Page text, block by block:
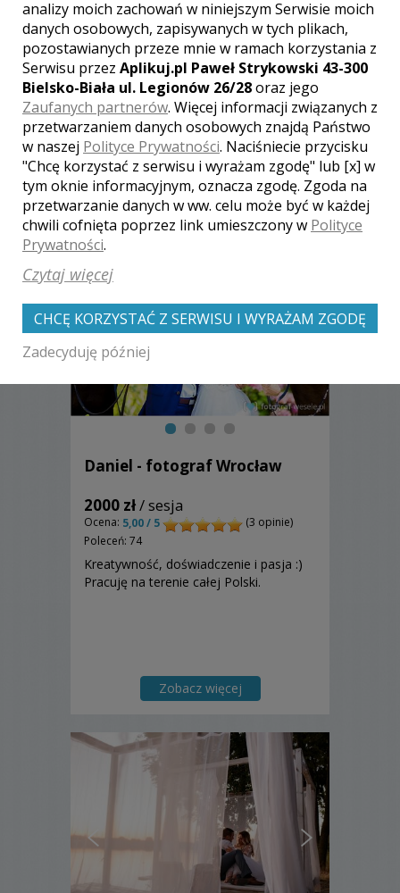
[ brak komentarzy ]
Zobacz także galerie
innych fotografów
Daniel - fotograf Wrocław
2000 zł/ sesja
Ocena: 5,00 / 5
(3 opinie)
Poleceń: 74
Kreatywność, doświadczenie i pasja :)
Pracuję na terenie całej Polski.
Zobacz więcej
analizy moich zachowań w niniejszym Serwisie moich
danych osobowych, zapisywanych w tych plikach,
pozostawianych przeze mnie w ramach korzystania z
Serwisu przez Aplikuj.pl Paweł Strykowski 43-300
Bielsko-Biała ul. Legionów 26/28oraz jego
Zaufanych partnerów. Więcej informacji związanych z
przetwarzaniem danych osobowych znajdą Państwo
w naszej Polityce Prywatności. Naciśniecie przycisku
"Chcę korzystać z serwisu i wyrażam zgodę" lub [x] w
tym oknie informacyjnym, oznacza zgodę. Zgoda na
przetwarzanie danych w ww. celu może być w każdej
chwili cofnięta poprzez link umieszczony w Polityce
Prywatności.
Czytaj więcej
CHCĘ KORZYSTAĆ Z SERWISU I WYRAŻAM ZGODĘ
Zadecyduję później